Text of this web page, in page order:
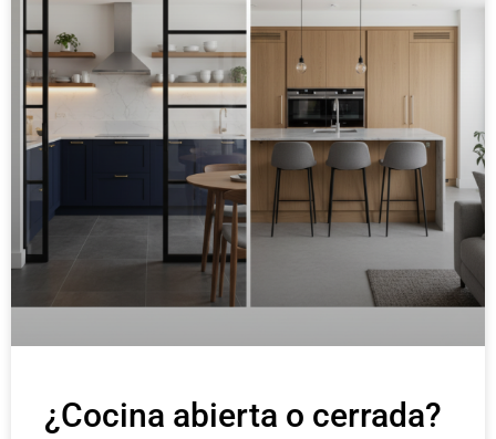
¿Cocina abierta o cerrada?